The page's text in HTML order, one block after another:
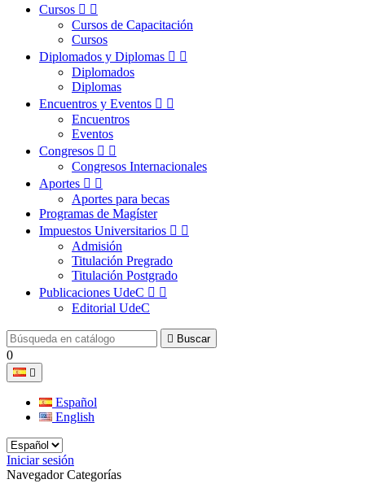
Cursos  
Cursos de Capacitación
Cursos
Diplomados y Diplomas  
Diplomados
Diplomas
Encuentros y Eventos  
Encuentros
Eventos
Congresos  
Congresos Internacionales
Aportes  
Aportes para becas
Programas de Magíster
Impuestos Universitarios  
Admisión
Titulación Pregrado
Titulación Postgrado
Publicaciones UdeC  
Editorial UdeC
 Buscar
0

Español
English
Iniciar sesión
Navegador Categorías